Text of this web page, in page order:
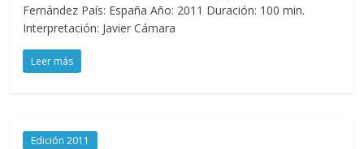
Fernández País: España Año: 2011 Duración: 100 min.
Interpretación: Javier Cámara
Leer más
Edición 2011